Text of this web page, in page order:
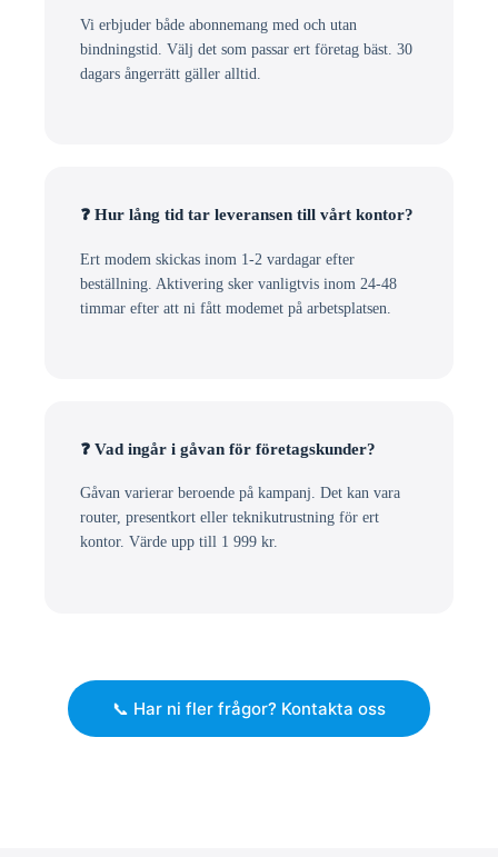
Vi erbjuder både abonnemang med och utan
bindningstid. Välj det som passar ert företag bäst. 30
dagars ångerrätt gäller alltid.
❓ Hur lång tid tar leveransen till vårt kontor?
Ert modem skickas inom 1-2 vardagar efter
beställning. Aktivering sker vanligtvis inom 24-48
timmar efter att ni fått modemet på arbetsplatsen.
❓ Vad ingår i gåvan för företagskunder?
Gåvan varierar beroende på kampanj. Det kan vara
router, presentkort eller teknikutrustning för ert
kontor. Värde upp till 1 999 kr.
📞 Har ni fler frågor? Kontakta oss